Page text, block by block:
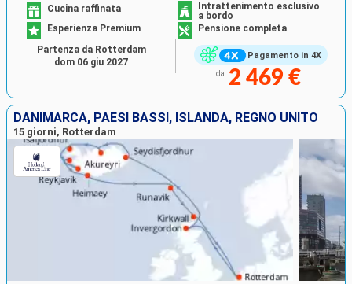
Pagamento in 4X
Cucina raffinata
Intrattenimento esclusivo
a bordo
Esperienza Premium
Pensione completa
da 2 469 €
Partenza da Rotterdam
dom 06 giu 2027
DANIMARCA, PAESI BASSI, ISLANDA, REGNO UNITO
15 giorni, Rotterdam